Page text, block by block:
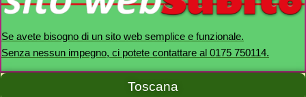
Se avete bisogno di un sito web semplice e funzionale.
Senza nessun impegno, ci potete contattare al 0175 750114.
Toscana